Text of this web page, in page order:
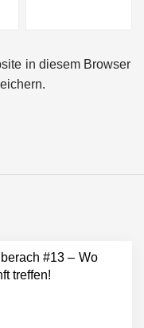
in diesem Browser
#13 – Wo
treffen!